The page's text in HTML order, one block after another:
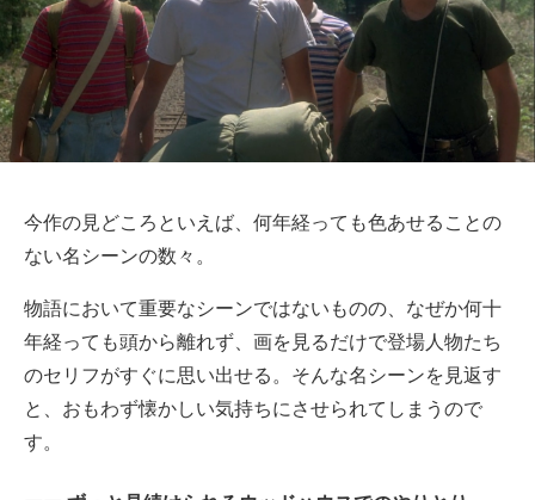
今作の見どころといえば、何年経っても色あせることの
ない名シーンの数々。
物語において重要なシーンではないものの、なぜか何十
年経っても頭から離れず、画を見るだけで登場人物たち
のセリフがすぐに思い出せる。そんな名シーンを見返す
と、おもわず懐かしい気持ちにさせられてしまうので
す。